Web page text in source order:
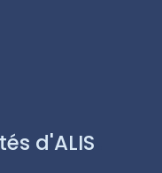
d'ALIS